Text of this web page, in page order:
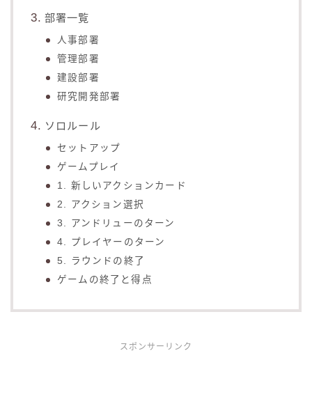
部署一覧
人事部署
管理部署
建設部署
研究開発部署
ソロルール
セットアップ
ゲームプレイ
1. 新しいアクションカード
2. アクション選択
3. アンドリューのターン
4. プレイヤーのターン
5. ラウンドの終了
ゲームの終了と得点
スポンサーリンク